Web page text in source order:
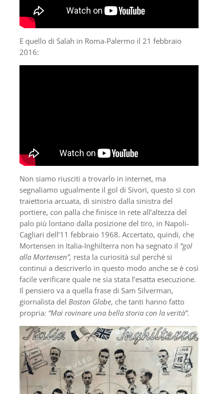
E quello di Salah in Roma-Palermo il 21 febbraio
2016:
Non siamo riusciti a trovarlo in internet, ma
segnaliamo ugualmente il gol di Sivori, questo sì con
traiettoria arcuata, di sinistro dalla sinistra del
portiere, con palla che finisce in rete all’altezza del
palo più lontano dalla posizione del tiro, in Napoli-
Cagliari dell’11 febbraio 1968. Accertato, quindi, che
Mortensen in Italia-Inghilterra non ha segnato il “gol
alla Mortensen”, resta la curiosità sul perché si
continui a descriverlo in questo modo anche se è così
facile verificare quale ne sia stata l’esatta esecuzione.
Il pensiero va a quella frase di Sam Silverman,
giornalista del Boston Globe, che tanti hanno fatto
propria: “Mai rovinare una bella storia con la verità”.